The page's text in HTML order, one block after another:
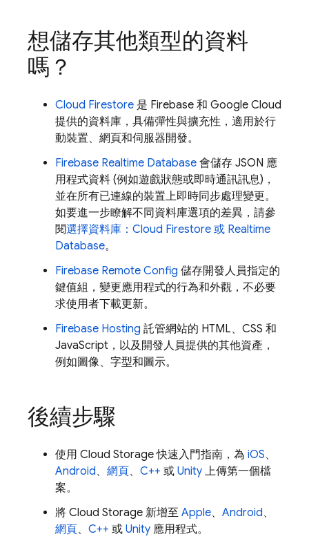
想儲存其他類型的資料
嗎？
Cloud Firestore 是 Firebase 和 Google Cloud
提供的資料庫，具備彈性與擴充性，適用於行
動裝置、網頁和伺服器開發。
Firebase Realtime Database 會儲存 JSON 應
用程式資料 (例如遊戲狀態或即時通訊訊息)，
並在所有已連線的裝置上即時同步處理變更。
如要進一步瞭解不同資料庫選項的差異，請參
閱選擇資料庫： Cloud Firestore 或 Realtime
Database。
Firebase Remote Config 儲存開發人員指定的
鍵值組，變更應用程式的行為和外觀，不必要
求使用者下載更新。
Firebase Hosting 託管網站的 HTML、CSS 和
JavaScript，以及開發人員提供的其他資產，
例如圖像、字型和圖示。
後續步驟
使用 Cloud Storage快速入門指南，為 iOS、
Android、 網頁、 C++ 或 Unity 上傳第一個檔
案。
將 Cloud Storage 新增至 Apple、 Android、
網頁、 C++ 或 Unity 應用程式。